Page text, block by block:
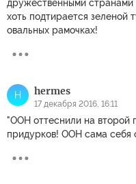
дружественными странами
хоть подтирается зеленой
овальных рамочках!
H hermes
17 декабря 2016, 16:11
"ООН оттеснили на второй
придурков! ООН сама себя